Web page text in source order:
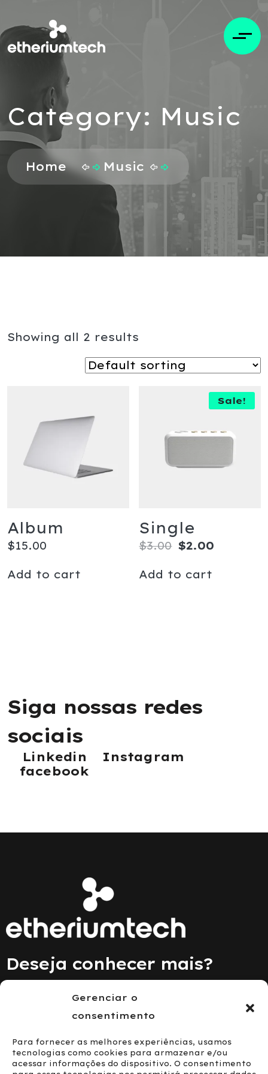
Gerenciar o
consentimento
Para fornecer as melhores experiências, usamos
tecnologias como cookies para armazenar e/ou
acessar informações do dispositivo. O consentimento
Category: Music
Home Music
Showing all 2 results
Album
$15.00
Add to cart
Sale!
Single
$3.00 $2.00
Add to cart
Siga nossas redes
sociais
Linkedin
Instagram
facebook
Deseja conhecer mais?
Fale Conosco